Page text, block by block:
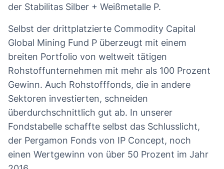
der Stabilitas Silber + Weißmetalle P.
Selbst der drittplatzierte Commodity Capital
Global Mining Fund P überzeugt mit einem
breiten Portfolio von weltweit tätigen
Rohstoffunternehmen mit mehr als 100 Prozent
Gewinn. Auch Rohstofffonds, die in andere
Sektoren investierten, schneiden
überdurchschnittlich gut ab. In unserer
Fondstabelle schaffte selbst das Schlusslicht,
der Pergamon Fonds von IP Concept, noch
einen Wertgewinn von über 50 Prozent im Jahr